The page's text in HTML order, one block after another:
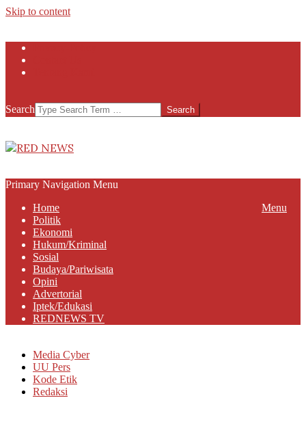
Skip to content
Search
Primary Navigation Menu
Menu
Home
Politik
Ekonomi
Hukum/Kriminal
Sosial
Budaya/Pariwisata
Opini
Advertorial
Iptek/Edukasi
REDNEWS TV
Media Cyber
UU Pers
Kode Etik
Redaksi